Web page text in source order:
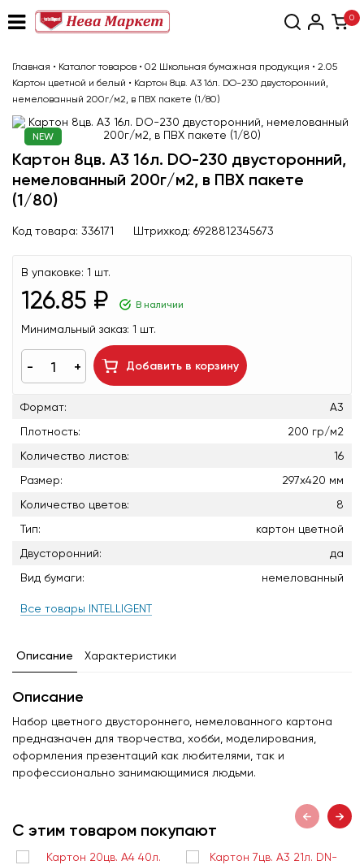
0
Главная • Каталог товаров • 02 Школьная бумажная продукция • 2.05
Картон цветной и белый • Картон 8цв. А3 16л. DO-230 двусторонний,
немелованный 200г/м2, в ПВХ пакете (1/80)
NEW
Картон 8цв. А3 16л. DO-230 двусторонний,
немелованный 200г/м2, в ПВХ пакете
(1/80)
Код товара: 336171 Штрихкод: 6928812345673
В упаковке: 1 шт.
126.85 ₽ В наличии
Минимальный заказ: 1 шт.
Добавить в корзину
Формат:
А3
Плотность:
200 гр/м2
Количество листов:
16
Размер:
297х420 мм
Количество цветов:
8
Тип:
картон цветной
Двусторонний:
да
Вид бумаги:
немелованный
Все товары INTELLIGENT
Описание Характеристики
Описание
Набор цветного двустороннего, немелованного картона
предназначен для творчества, хобби, моделирования,
оформления презентаций как любителями, так и
профессионально занимающимися людьми.
С этим товаром покупают